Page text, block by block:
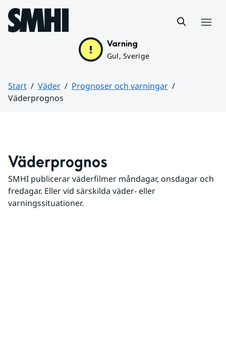
Hoppa till sidans innehåll
Varning
Gul, Sverige
Start Väder
Prognoser och varningar
Väderprognos
Väderprognos
SMHI publicerar väderfilmer måndagar, onsdagar och
fredagar. Eller vid särskilda väder- eller
varningssituationer.